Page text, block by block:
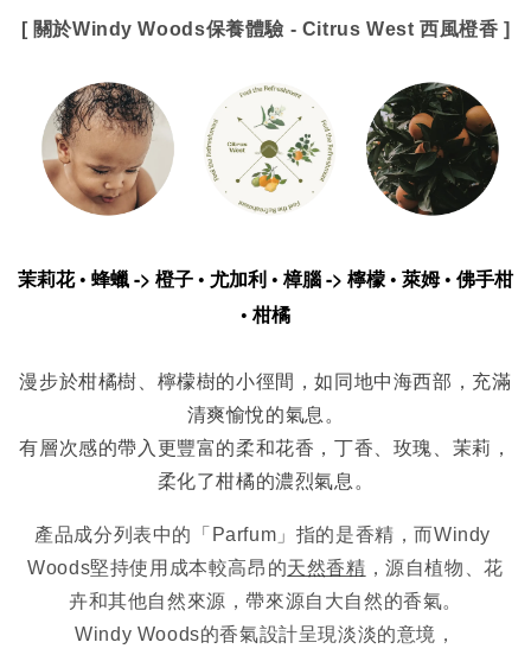
[ 關於Windy Woods保養體驗 - Citrus West 西風橙香 ]
茉莉花 • 蜂蠟 -> 橙子 • 尤加利 • 樟腦 -> 檸檬 • 萊姆 • 佛手柑
• 柑橘
漫步於柑橘樹、檸檬樹的小徑間，如同地中海西部，充滿
清爽愉悅的氣息。
有層次感的帶入更豐富的柔和花香，丁香、玫瑰、茉莉，
柔化了柑橘的濃烈氣息。
產品成分列表中的「Parfum」指的是香精，而Windy
Woods堅持使用成本較高昂的天然香精 ，源自植物、花
卉和其他自然來源，帶來源自大自然的香氣。
Windy Woods的香氣設計呈現淡淡的意境，